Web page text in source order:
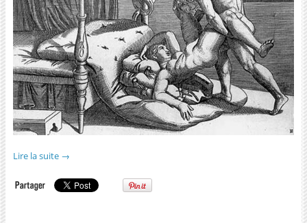
Lire la suite →